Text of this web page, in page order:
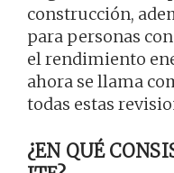
construcción,
para personas
el rendimiento
ahora se llama
todas estas
¿EN QUÉ